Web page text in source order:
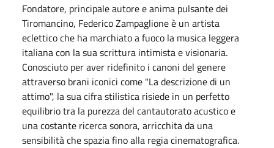
Fondatore, principale autore e anima pulsante dei
Tiromancino, Federico Zampaglione è un artista
eclettico che ha marchiato a fuoco la musica leggera
italiana con la sua scrittura intimista e visionaria.
Conosciuto per aver ridefinito i canoni del genere
attraverso brani iconici come "La descrizione di un
attimo", la sua cifra stilistica risiede in un perfetto
equilibrio tra la purezza del cantautorato acustico e
una costante ricerca sonora, arricchita da una
sensibilità che spazia fino alla regia cinematografica.